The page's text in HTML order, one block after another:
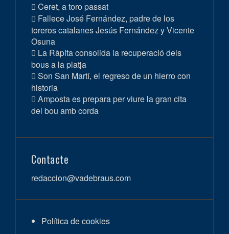
Ceret, a toro passat
Fallece José Fernández, padre de los
toreros catalanes Jesús Fernández y Vicente
Osuna
La Ràpita consolida la recuperació dels
bous a la platja
Son San Martí, el regreso de un hierro con
historia
Amposta es prepara per viure la gran cita
del bou amb corda
Contacte
redaccion@vadebraus.com
Política de cookies